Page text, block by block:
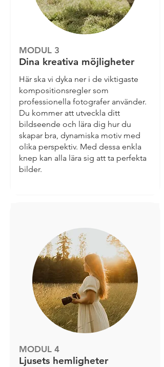
MODUL 3
Dina kreativa möjligheter
Här ska vi dyka ner i de viktigaste
kompositionsregler som
professionella fotografer använder.
Du kommer att utveckla ditt
bildseende och lära dig hur du
skapar bra, dynamiska motiv med
olika perspektiv. Med dessa enkla
knep kan alla lära sig att ta perfekta
bilder.
MODUL 4
Ljusets hemligheter